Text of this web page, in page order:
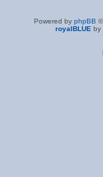
Powered by phpBB
royalBLUE by